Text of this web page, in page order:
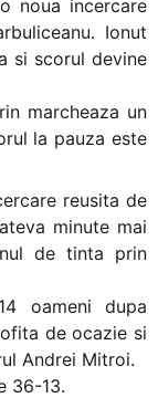
noua incercare
Ionut
si scorul devine
marcheaza un
la pauza este
reusita de
minute mai
de tinta prin
oameni dupa
de ocazie si
Andrei Mitroi.
36-13.